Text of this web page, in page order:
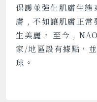
保護並強化肌膚生
膚 , 不如讓肌膚正常
生美麗。 至今 ,
家/地區設有據點，
球。